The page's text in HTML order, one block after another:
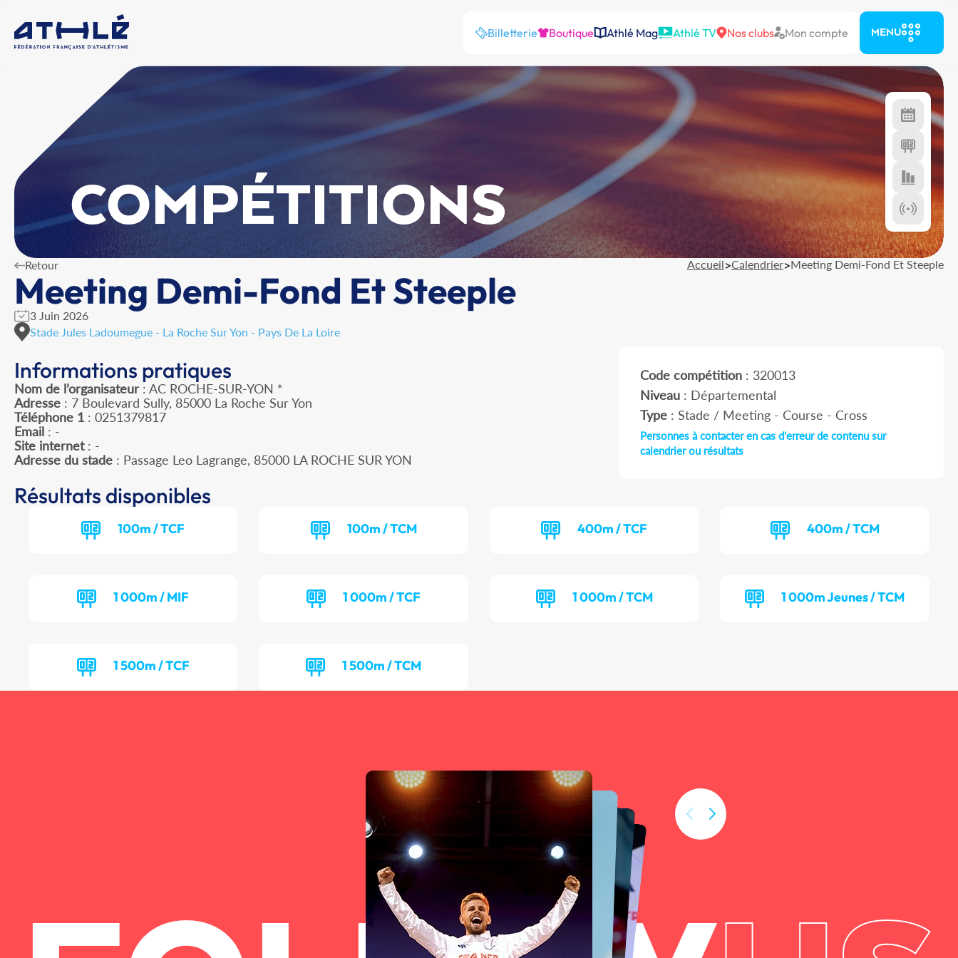
Billetterie Boutique Athlé Mag Athlé TV Nos clubs Mon compte MENU
COMPÉTITIONS
Retour Accueil>Calendrier>Meeting Demi-Fond Et Steeple
Meeting Demi-Fond Et Steeple
3 Juin 2026
Stade Jules Ladoumegue - La Roche Sur Yon - Pays De La Loire
Informations pratiques
Nom de l’organisateur : AC ROCHE-SUR-YON *
Adresse : 7 Boulevard Sully, 85000 La Roche Sur Yon
Téléphone 1 : 0251379817
Email : -
Site internet: -
Adresse du stade : Passage Leo Lagrange, 85000 LA ROCHE SUR YON
Code compétition: 320013
Niveau: Départemental
Type: Stade / Meeting - Course - Cross
Personnes à contacter en cas d'erreur de contenu sur
calendrier ou résultats
Résultats disponibles
100m / TCF 100m / TCM 400m / TCF 400m / TCM
1 000m / MIF 1 000m / TCF 1 000m / TCM 1 000m Jeunes / TCM
1 500m / TCF 1 500m / TCM